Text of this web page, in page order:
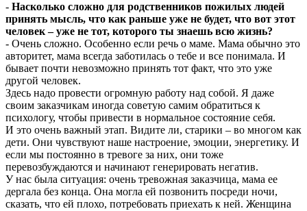
- Насколько сложно для родственников пожилых людей
принять мысль, что как раньше уже не будет, что вот этот
человек – уже не тот, которого ты знаешь всю жизнь?
- Очень сложно. Особенно если речь о маме. Мама обычно это
авторитет, мама всегда заботилась о тебе и все понимала. И
бывает почти невозможно принять тот факт, что это уже
другой человек.
Здесь надо провести огромную работу над собой. Я даже
своим заказчикам иногда советую самим обратиться к
психологу, чтобы привести в нормальное состояние себя.
И это очень важный этап. Видите ли, старики – во многом как
дети. Они чувствуют наше настроение, эмоции, энергетику. И
если мы постоянно в тревоге за них, они тоже
перевозбуждаются и начинают генерировать негатив.
У нас была ситуация: очень тревожная заказчица, мама ее
дергала без конца. Она могла ей позвонить посреди ночи,
сказать, что ей плохо, потребовать приехать к ней. Женщина